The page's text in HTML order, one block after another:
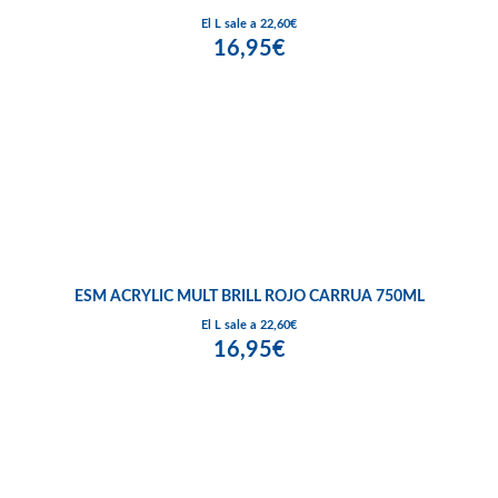
El L sale a 22,60€
16,95€
ESM ACRYLIC MULT BRILL ROJO CARRUA 750ML
El L sale a 22,60€
16,95€